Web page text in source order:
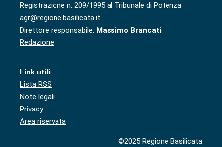
Registrazione n. 209/1995 al Tribunale di Potenza
agr@regione.basilicata.it
Direttore responsabile: Massimo Brancati
Redazione
Link utili
Lista RSS
Note legali
Privacy
Area riservata
©2025 Regione Basilicata